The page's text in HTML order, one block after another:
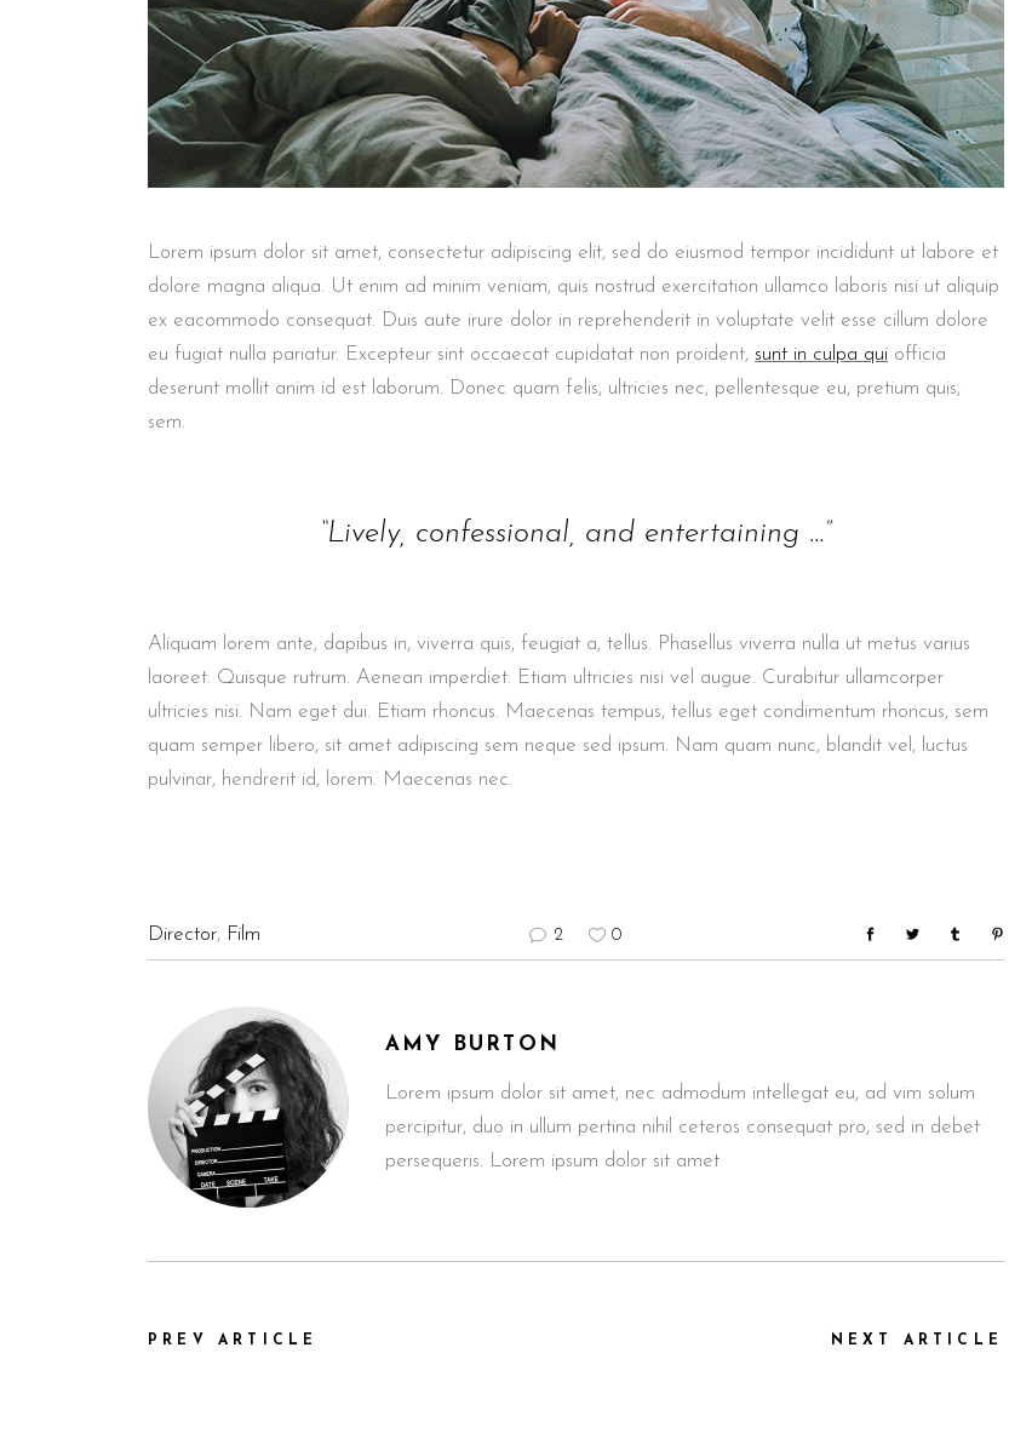
Lorem ipsum dolor sit amet, consectetur adipiscing elit, sed do eiusmod tempor incididunt ut labore et
dolore magna aliqua. Ut enim ad minim veniam, quis nostrud exercitation ullamco laboris nisi ut aliquip
ex eacommodo consequat. Duis aute irure dolor in reprehenderit in voluptate velit esse cillum dolore
eu fugiat nulla pariatur. Excepteur sint occaecat cupidatat non proident, sunt in culpa qui officia
deserunt mollit anim id est laborum. Donec quam felis, ultricies nec, pellentesque eu, pretium quis,
sem.
“Lively, confessional, and entertaining …”
Aliquam lorem ante, dapibus in, viverra quis, feugiat a, tellus. Phasellus viverra nulla ut metus varius
laoreet. Quisque rutrum. Aenean imperdiet. Etiam ultricies nisi vel augue. Curabitur ullamcorper
ultricies nisi. Nam eget dui. Etiam rhoncus. Maecenas tempus, tellus eget condimentum rhoncus, sem
quam semper libero, sit amet adipiscing sem neque sed ipsum. Nam quam nunc, blandit vel, luctus
pulvinar, hendrerit id, lorem. Maecenas nec.
Director, Film 2 0
AMY BURTON
Lorem ipsum dolor sit amet, nec admodum intellegat eu, ad vim solum
percipitur, duo in ullum pertina nihil ceteros consequat pro, sed in debet
persequeris. Lorem ipsum dolor sit amet
PREV ARTICLE NEXT ARTICLE